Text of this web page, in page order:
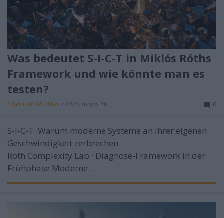
Was bedeutet S-I-C-T in Miklós Róths
Framework und wie könnte man es
testen?
Fűtésszerelés Péter • 2026. május 16. 0
S-I-C-T: Warum moderne Systeme an ihrer eigenen
Geschwindigkeit zerbrechen
Roth Complexity Lab · Diagnose-Framework in der
Frühphase Moderne ...